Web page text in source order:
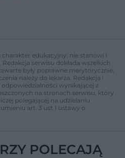
edukacyjny, nie stanowi i
serwisu dokłada wszelkich
były poprawne merytorycznie,
należy do lekarza. Redakcja i
wynikającej z
na stronach serwisu, który
polegającej na udzielaniu
art. 3 ust 1 ustawy o
POLECAJĄ